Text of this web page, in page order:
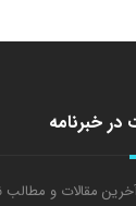
خبرنامه
مقالات و